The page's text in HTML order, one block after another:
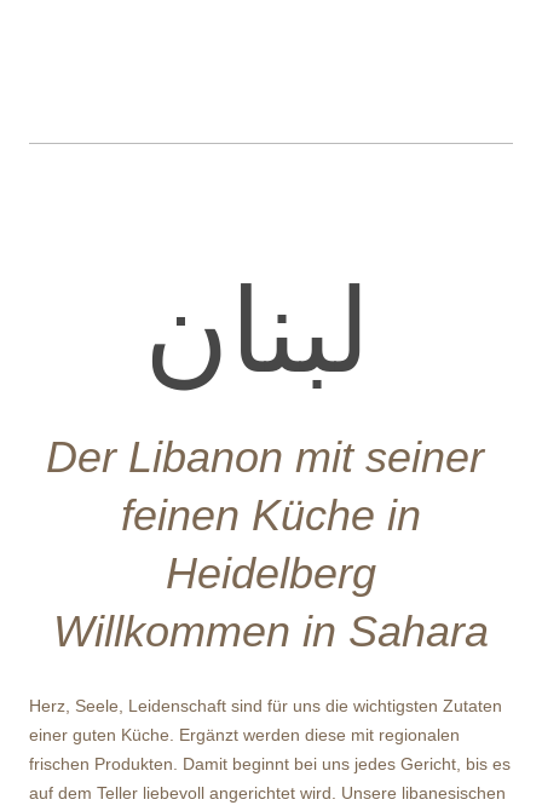
لبنان
Der Libanon mit seiner
feinen Küche in
Heidelberg
Willkommen in Sahara
Herz, Seele, Leidenschaft sind für uns die wichtigsten Zutaten
einer guten Küche. Ergänzt werden diese mit regionalen
frischen Produkten. Damit beginnt bei uns jedes Gericht, bis es
auf dem Teller liebevoll angerichtet wird. Unsere libanesischen